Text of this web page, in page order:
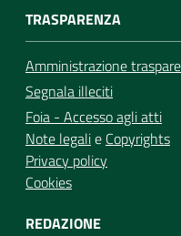
TRASPARENZA
Amministrazione
Segnala illeciti
Foia - Accesso agli atti
Note legalie Copyrights
Privacy policy
Cookies
REDAZIONE